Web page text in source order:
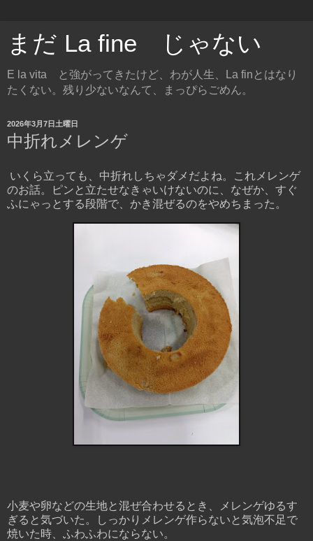
まだ La fine じゃない
E la vita と強がってきたけど、わが人生、La finとはなり
たくない。残り少ないなんて、まっぴらごめん。
2026年3月7日土曜日
中折れメレンゲ
いくら立っても、中折れしちゃダメだよね。これメレンゲ
のお話。ピンと立たせなきゃいけないのに、なぜか、すぐ
ふにゃっとする段階で、かき混ぜるのをやめちまった。
小麦や卵などの生地と混ぜ合わせるとき、メレンゲゆるす
ぎると気づいた。しっかりメレンゲ作らないと気泡不足で
焼いた時、ふわふわにならない。